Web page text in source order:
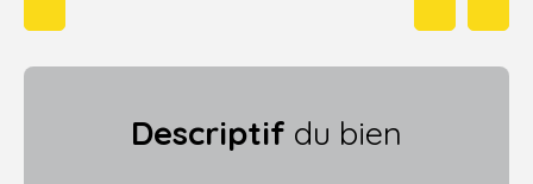
Descriptif du bien